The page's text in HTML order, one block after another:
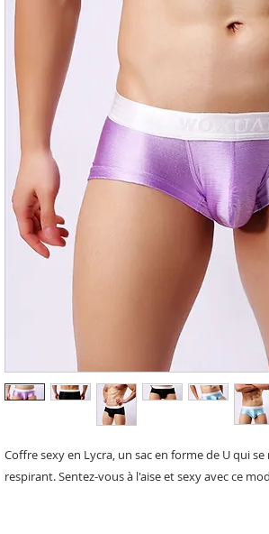
Coffre sexy en Lycra, un sac en forme de U qui
respirant. Sentez-vous à l'aise et sexy avec ce